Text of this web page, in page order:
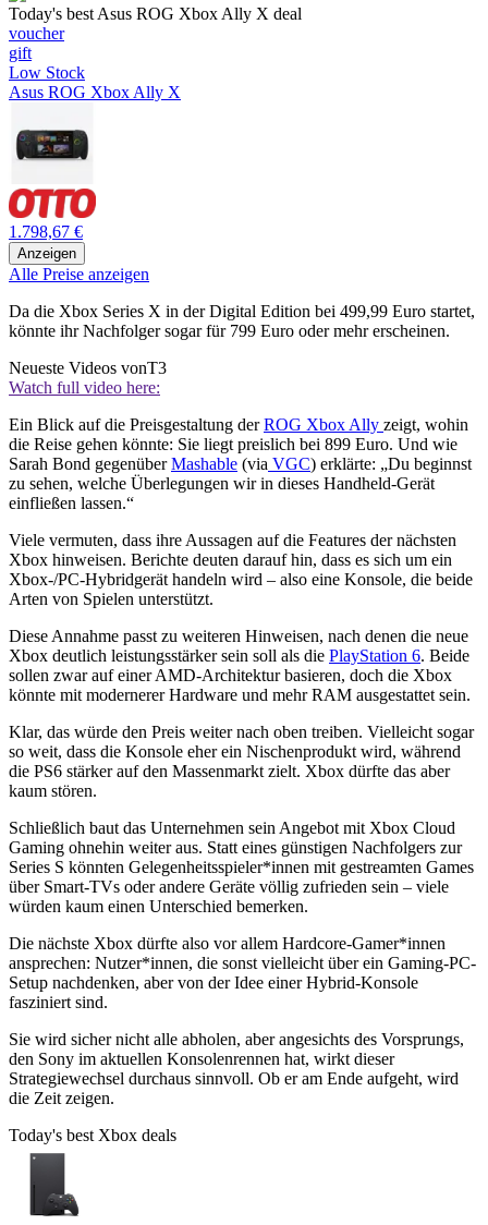
Today's best Asus ROG Xbox Ally X deal
voucher
gift
Low Stock
Asus ROG Xbox Ally X
1.798,67 €
Anzeigen
Alle Preise anzeigen
Da die Xbox Series X in der Digital Edition bei 499,99 Euro startet,
könnte ihr Nachfolger sogar für 799 Euro oder mehr erscheinen.
Neueste Videos vonT3
Watch full video here:
Ein Blick auf die Preisgestaltung derROG Xbox Ally zeigt, wohin
die Reise gehen könnte: Sie liegt preislich bei 899 Euro. Und wie
Sarah Bond gegenüberMashable (via VGC) erklärte: „Du beginnst
zu sehen, welche Überlegungen wir in dieses Handheld-Gerät
einfließen lassen.“
Viele vermuten, dass ihre Aussagen auf die Features der nächsten
Xbox hinweisen. Berichte deuten darauf hin, dass es sich um ein
Xbox-/PC-Hybridgerät handeln wird – also eine Konsole, die beide
Arten von Spielen unterstützt.
Diese Annahme passt zu weiteren Hinweisen, nach denen die neue
Xbox deutlich leistungsstärker sein soll als die PlayStation 6. Beide
sollen zwar auf einer AMD-Architektur basieren, doch die Xbox
könnte mit modernerer Hardware und mehr RAM ausgestattet sein.
Klar, das würde den Preis weiter nach oben treiben. Vielleicht sogar
so weit, dass die Konsole eher ein Nischenprodukt wird, während
die PS6 stärker auf den Massenmarkt zielt. Xbox dürfte das aber
kaum stören.
Schließlich baut das Unternehmen sein Angebot mit Xbox Cloud
Gaming ohnehin weiter aus. Statt eines günstigen Nachfolgers zur
Series S könnten Gelegenheitsspieler*innen mit gestreamten Games
über Smart-TVs oder andere Geräte völlig zufrieden sein – viele
würden kaum einen Unterschied bemerken.
Die nächste Xbox dürfte also vor allem Hardcore-Gamer*innen
ansprechen: Nutzer*innen, die sonst vielleicht über ein Gaming-PC-
Setup nachdenken, aber von der Idee einer Hybrid-Konsole
fasziniert sind.
Sie wird sicher nicht alle abholen, aber angesichts des Vorsprungs,
den Sony im aktuellen Konsolenrennen hat, wirkt dieser
Strategiewechsel durchaus sinnvoll. Ob er am Ende aufgeht, wird
die Zeit zeigen.
Today's best Xbox deals